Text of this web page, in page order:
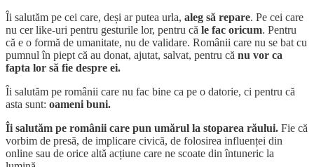
Îi salutăm pe cei care, deși ar putea urla, aleg să repare. Pe cei care
nu cer like-uri pentru gesturile lor, pentru că le fac oricum. Pentru
că e o formă de umanitate, nu de validare. Românii care nu se bat cu
pumnul în piept că au donat, ajutat, salvat, pentru că nu vor ca
fapta lor să fie despre ei.
Îi salutăm pe românii care nu fac bine ca pe o datorie, ci pentru că
asta sunt: oameni buni.
Îi salutăm pe românii care pun umărul la stoparea răului. Fie că
vorbim de presă, de implicare civică, de folosirea influenței din
online sau de orice altă acțiune care ne scoate din întuneric la